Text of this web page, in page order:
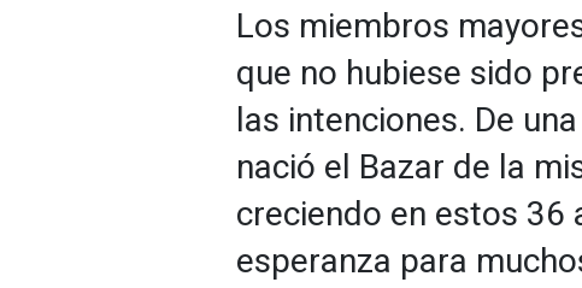
Los miembros
que no hubiese sido
las intenciones. De
nació el Bazar de la
creciendo en estos
esperanza para